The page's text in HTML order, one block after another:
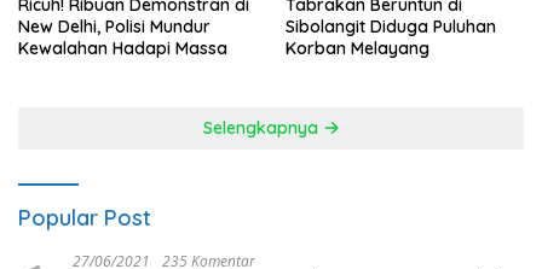
Ricuh! Ribuan Demonstran di
New Delhi, Polisi Mundur
Kewalahan Hadapi Massa
Tabrakan Beruntun di
Sibolangit Diduga Puluhan
Korban Melayang
Selengkapnya
Popular Post
27/06/2021 235 Komentar